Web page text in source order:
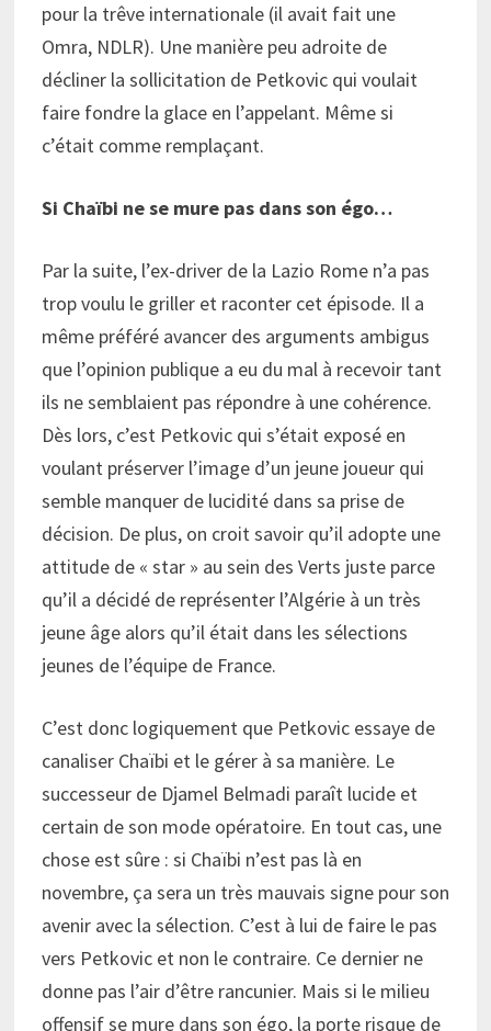
pour la trêve internationale (il avait fait une
Omra, NDLR). Une manière peu adroite de
décliner la sollicitation de Petkovic qui voulait
faire fondre la glace en l’appelant. Même si
c’était comme remplaçant.
Si Chaïbi ne se mure pas dans son égo…
Par la suite, l’ex-driver de la Lazio Rome n’a pas
trop voulu le griller et raconter cet épisode. Il a
même préféré avancer des arguments ambigus
que l’opinion publique a eu du mal à recevoir tant
ils ne semblaient pas répondre à une cohérence.
Dès lors, c’est Petkovic qui s’était exposé en
voulant préserver l’image d’un jeune joueur qui
semble manquer de lucidité dans sa prise de
décision. De plus, on croit savoir qu’il adopte une
attitude de « star » au sein des Verts juste parce
qu’il a décidé de représenter l’Algérie à un très
jeune âge alors qu’il était dans les sélections
jeunes de l’équipe de France.
C’est donc logiquement que Petkovic essaye de
canaliser Chaïbi et le gérer à sa manière. Le
successeur de Djamel Belmadi paraît lucide et
certain de son mode opératoire. En tout cas, une
chose est sûre : si Chaïbi n’est pas là en
novembre, ça sera un très mauvais signe pour son
avenir avec la sélection. C’est à lui de faire le pas
vers Petkovic et non le contraire. Ce dernier ne
donne pas l’air d’être rancunier. Mais si le milieu
offensif se mure dans son égo, la porte risque de